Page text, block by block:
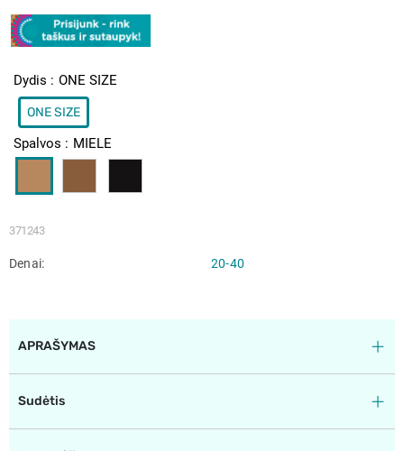
371243
Dydis ONE SIZE
ONE SIZE
Spalvos MIELE
Denai 20-40
APRAŠYMAS
Sudėtis